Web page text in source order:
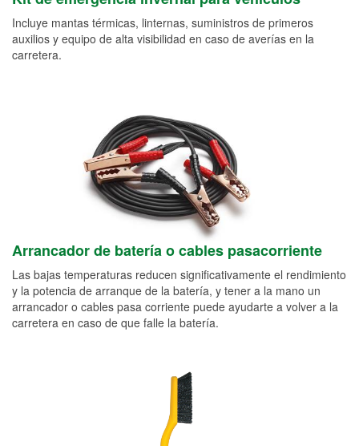
Incluye mantas térmicas, linternas, suministros de primeros
auxilios y equipo de alta visibilidad en caso de averías en la
carretera.
Arrancador de batería o cables pasacorriente
Las bajas temperaturas reducen significativamente el rendimiento
y la potencia de arranque de la batería, y tener a la mano un
arrancador o cables pasa corriente puede ayudarte a volver a la
carretera en caso de que falle la batería.